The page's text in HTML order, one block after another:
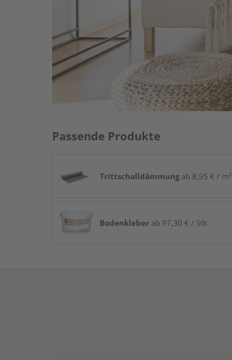
Passende Produkte
Trittschalldämmung ab 8,95 € / m²
Bodenkleber ab 97,30 € / Stk.